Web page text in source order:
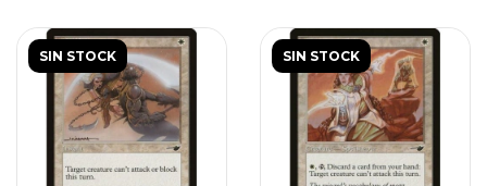
SIN STOCK SIN STOCK